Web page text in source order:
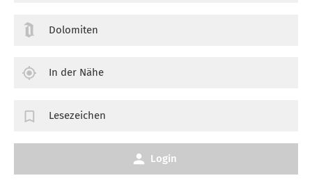
Dolomiten
In der Nähe
Lesezeichen
Login